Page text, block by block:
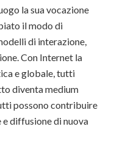
la sua vocazione
il modo di
di interazione,
Con Internet la
e globale, tutti
diventa medium
possono contribuire
diffusione di nuova